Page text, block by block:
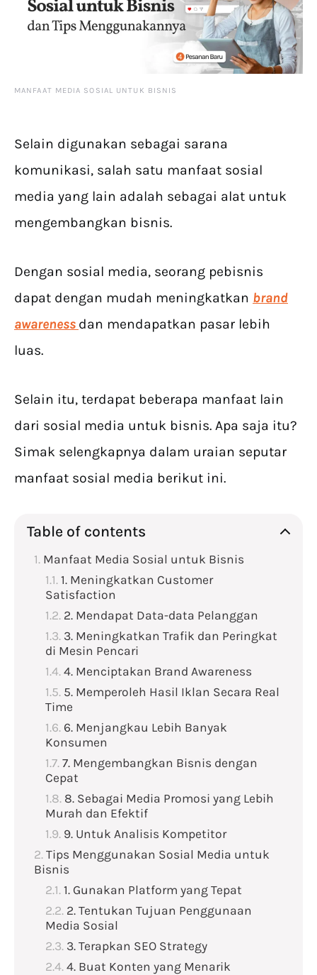
MANFAAT MEDIA SOSIAL UNTUK BISNIS
Selain digunakan sebagai sarana
komunikasi, salah satu manfaat sosial
media yang lain adalah sebagai alat untuk
mengembangkan bisnis.
Dengan sosial media, seorang pebisnis
dapat dengan mudah meningkatkan brand
awareness dan mendapatkan pasar lebih
luas.
Selain itu, terdapat beberapa manfaat lain
dari sosial media untuk bisnis. Apa saja itu?
Simak selengkapnya dalam uraian seputar
manfaat sosial media berikut ini.
Table of contents
Manfaat Media Sosial untuk Bisnis
1. Meningkatkan Customer
Satisfaction
2. Mendapat Data-data Pelanggan
3. Meningkatkan Trafik dan Peringkat
di Mesin Pencari
4. Menciptakan Brand Awareness
5. Memperoleh Hasil Iklan Secara Real
Time
6. Menjangkau Lebih Banyak
Konsumen
7. Mengembangkan Bisnis dengan
Cepat
8. Sebagai Media Promosi yang Lebih
Murah dan Efektif
9. Untuk Analisis Kompetitor
Tips Menggunakan Sosial Media untuk
Bisnis
1. Gunakan Platform yang Tepat
2. Tentukan Tujuan Penggunaan
Media Sosial
3. Terapkan SEO Strategy
4. Buat Konten yang Menarik